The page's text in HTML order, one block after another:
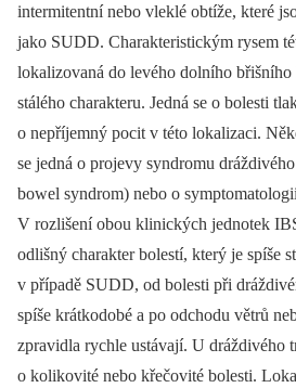
intermitentní nebo vleklé obtíže, které
jako SUDD. Charakteristickým rysem
lokalizovaná do levého dolního
stálého charakteru. Jedná se o bolesti
o nepříjemný pocit v této lokalizaci.
se jedná o projevy syndromu
bowel syndrom) nebo o
V rozlišení obou klinických jednotek
odlišný charakter bolestí, který je spíše
v případě SUDD, od bolesti při
spíše krátkodobé a po odchodu větrů
zpravidla rychle ustávají. U dráždivého
o kolikovité nebo křečovité bolesti.